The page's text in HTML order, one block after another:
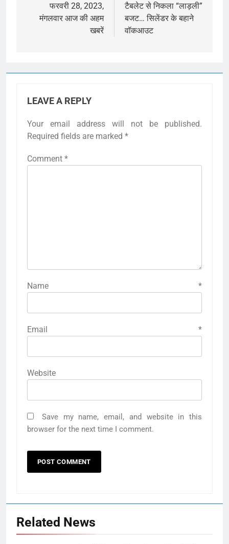
navigation
फरवरी 28, 2023,
मंगलवार आज की अहम
खबरें
टैबलेट से निकला “लाड़ली”
बजट… सिलेंडर के बहाने
वॉकआउट
LEAVE A REPLY
Your email address will not be published.
Required fields are marked *
Comment *
Name *
Email *
Website
Save my name, email, and website in this
browser for the next time I comment.
Related News